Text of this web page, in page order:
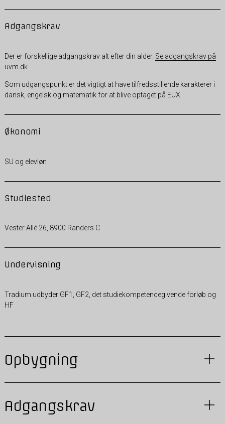
Adgangskrav
Der er forskellige adgangskrav alt efter din alder. Se adgangskrav på
uvm.dk
Som udgangspunkt er det vigtigt at have tilfredsstillende karakterer i
dansk, engelsk og matematik for at blive optaget på EUX.
Økonomi
SU og elevløn
Studiested
Vester Allé 26, 8900 Randers C
Undervisning
Tradium udbyder GF1, GF2, det studiekompetencegivende forløb og
HF
Opbygning
Adgangskrav